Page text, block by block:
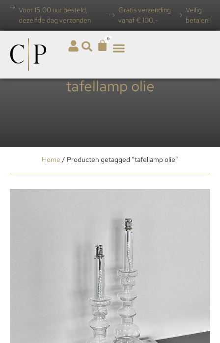
Voor 15.00 uur besteld,
dezelfde dag verzonden
Gratis verzending
vanaf € 100,-
Veilig
betalen!
0
tafellamp olie
Home / Producten getagged “tafellamp olie”